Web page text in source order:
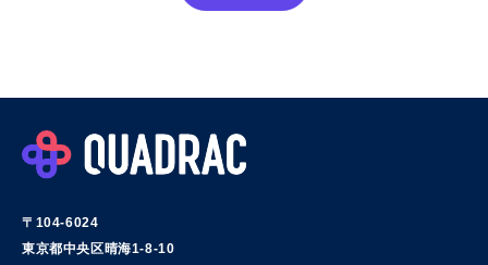
〒104-6024
東京都中央区晴海1-8-10